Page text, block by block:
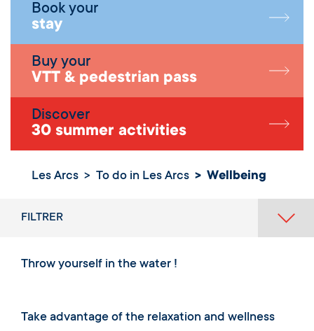
Book your
stay
Buy your
VTT & pedestrian pass
Discover
30 summer activities
Les Arcs To do in Les Arcs Wellbeing
FILTRER
Throw yourself in the water !
Take advantage of the relaxation and wellness